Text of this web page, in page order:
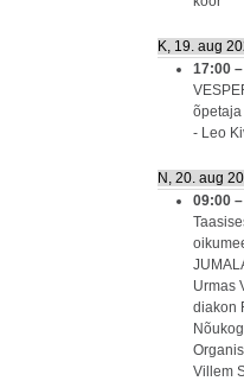
K, 19. aug
17:00 –
õpetaja
- Leo
N, 20. aug
09:00 –
Urmas
diakon
Villem